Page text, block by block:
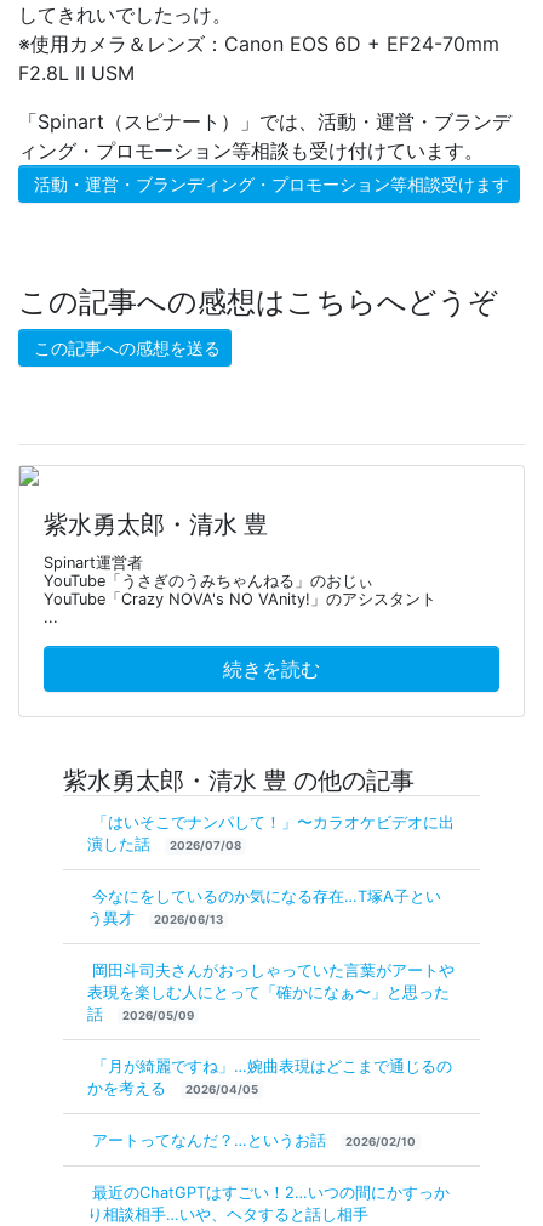
してきれいでしたっけ。
※使用カメラ＆レンズ：Canon EOS 6D + EF24-70mm
F2.8L II USM
「Spinart（スピナート）」では、活動・運営・ブランデ
ィング・プロモーション等相談も受け付けています。
活動・運営・ブランディング・プロモーション等相談受けます
この記事への感想はこちらへどうぞ
この記事への感想を送る
紫水勇太郎・清水 豊
Spinart運営者
YouTube「うさぎのうみちゃんねる」のおじぃ
YouTube「Crazy NOVA's NO VAnity!」のアシスタント
...
続きを読む
紫水勇太郎・清水 豊 の他の記事
「はいそこでナンパして！」〜カラオケビデオに出
演した話
2026/07/08
今なにをしているのか気になる存在…T塚A子とい
う異才
2026/06/13
岡田斗司夫さんがおっしゃっていた言葉がアートや
表現を楽しむ人にとって「確かになぁ〜」と思った
話
2026/05/09
「月が綺麗ですね」…婉曲表現はどこまで通じるの
かを考える
2026/04/05
アートってなんだ？…というお話 2026/02/10
最近のChatGPTはすごい！2…いつの間にかすっか
り相談相手…いや、ヘタすると話し相手